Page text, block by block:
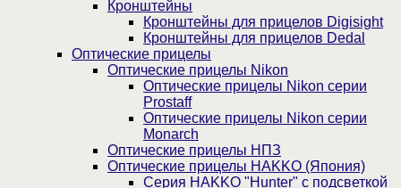
Кронштейны
Кронштейны для прицелов Digisight
Кронштейны для прицелов Dedal
Оптические прицелы
Оптические прицелы Nikon
Оптические прицелы Nikon серии
Prostaff
Оптические прицелы Nikon серии
Monarch
Оптические прицелы НПЗ
Оптические прицелы HAKKO (Япония)
Cерия HAKKO "Hunter" с подсветкой